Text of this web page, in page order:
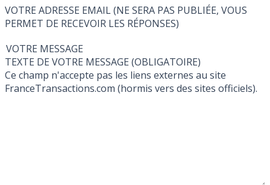
VOTRE ADRESSE EMAIL (NE SERA PAS PUBLIÉE, VOUS
PERMET DE RECEVOIR LES RÉPONSES)
VOTRE MESSAGE
TEXTE DE VOTRE MESSAGE (OBLIGATOIRE)
Ce champ n'accepte pas les liens externes au site
FranceTransactions.com (hormis vers des sites officiels).